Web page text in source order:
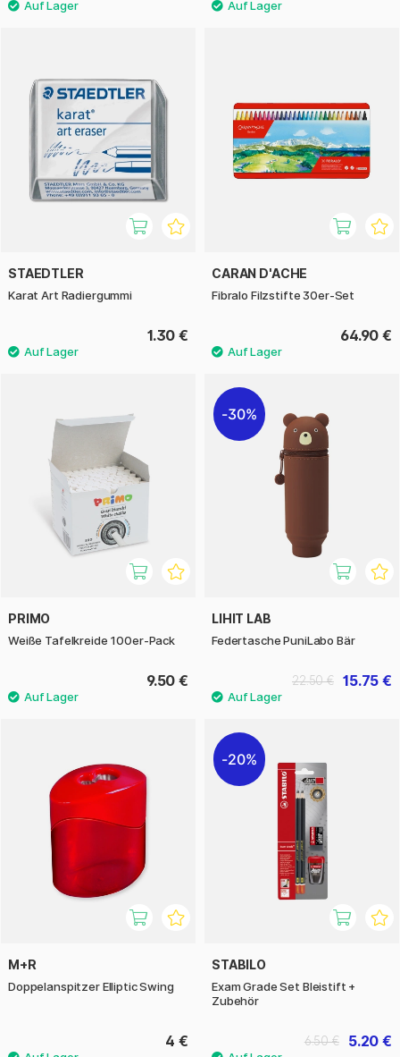
STAEDTLER
Karat Art Radiergummi
1.30 €
CARAN D'ACHE
Fibralo Filzstifte 30er-Set
64.90 €
PRIMO
Weiße Tafelkreide 100er-Pack
9.50 €
30%
LIHIT LAB
Federtasche PuniLabo Bär
15.75 €
22.50 €
M+R
Doppelanspitzer Elliptic Swing
4 €
20%
STABILO
Exam Grade Set Bleistift +
Zubehör
5.20 €
6.50 €